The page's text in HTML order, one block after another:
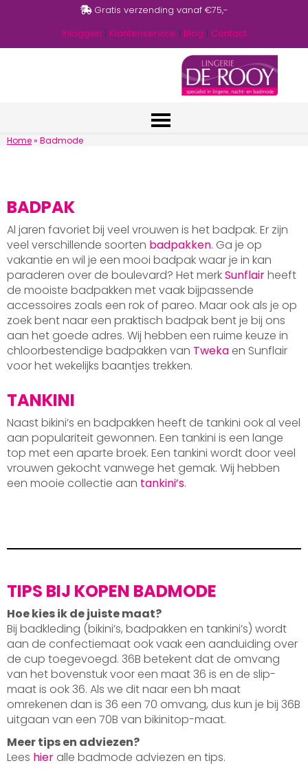
Gratis verzending vanaf €75,-
Inloggen | Klantenservice | Blog | Contact
Home» Badmode
BADPAK
Al jaren favoriet bij veel vrouwen is het badpak. Er zijn
veel verschillende soorten badpakken. Ga je op
vakantie en wil je een mooi badpak waar je in kan
paraderen over de boulevard? Het merkSunflairheeft
de mooiste badpakken met vaak bijpassende
accessoires zoals een rok of pareo. Maar ook als je op
zoek bent naar een praktisch badpak bent je bij ons
aan het goede adres. Wij hebben een ruime keuze in
chloorbestendige badpakken van Tweka en Sunflair
voor het wekelijks baantjes trekken.
TANKINI
Naast bikini’s en badpakken heeft de tankini ook al veel
aan populariteit gewonnen. Een tankini is een lange
top met een aparte broek. Een tankini wordt door veel
vrouwen gekocht vanwege het gemak. Wij hebben
een mooie collectie aan tankini’s.
TIPS BIJ KOPEN BADMODE
Hoe kies ik de juiste maat?
Bij badkleding (bikini’s, badpakken en tankini’s) wordt
aan de confectiemaat ook vaak een aanduiding over
de cup toegevoegd. 36B betekent dat de omvang
van het bovenstuk voor een maat 36 is en de slip-
maat is ook 36. Als we dit naar een bh maat
omrekenen dan is 36 een 70 omvang, dus kun je bij 36B
uitgaan van een 70B van bikinitop-maat.
Meer tips en adviezen?
Lees hier alle badmode adviezen en tips.